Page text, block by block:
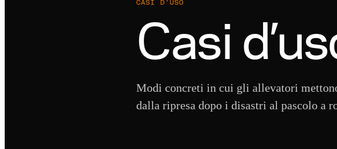
CASI D’USO
Casi
Modi concreti in cui gli allevatori
dalla ripresa dopo i disastri al pascolo a